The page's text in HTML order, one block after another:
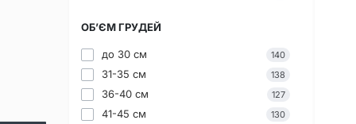
ОБ’ЄМ ГРУДЕЙ
до 30 см 140
31-35 см 138
36-40 см 127
41-45 см 130